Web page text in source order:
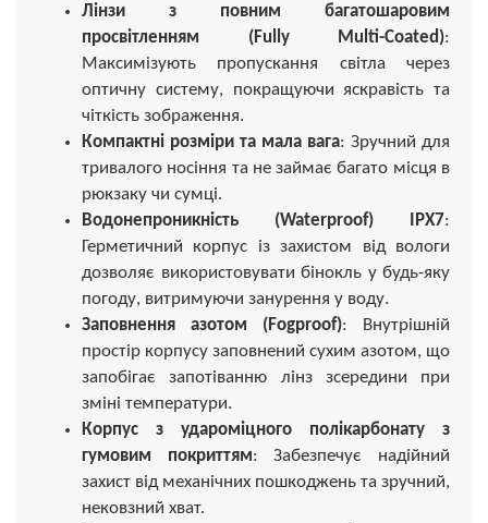
Лінзи з повним багатошаровим
просвітленням (Fully Multi-Coated):
Максимізують пропускання світла через
оптичну систему, покращуючи яскравість та
чіткість зображення.
Компактні розміри та мала вага: Зручний для
тривалого носіння та не займає багато місця в
рюкзаку чи сумці.
Водонепроникність (Waterproof) IPX7:
Герметичний корпус із захистом від вологи
дозволяє використовувати бінокль у будь-яку
погоду, витримуючи занурення у воду.
Заповнення азотом (Fogproof): Внутрішній
простір корпусу заповнений сухим азотом, що
запобігає запотіванню лінз зсередини при
зміні температури.
Корпус з удароміцного полікарбонату з
гумовим покриттям: Забезпечує надійний
захист від механічних пошкоджень та зручний,
нековзний хват.